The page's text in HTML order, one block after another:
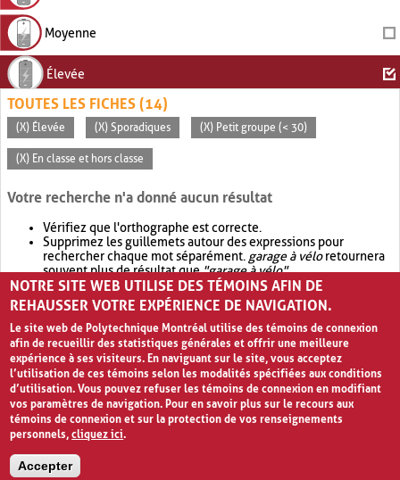
Moyenne
Élevée
TOUTES LES FICHES (14)
(X) Élevée (X) Sporadiques (X) Petit groupe (< 30)
(X) En classe et hors classe
Votre recherche n'a donné aucun résultat
Vérifiez que l'orthographe est correcte.
Supprimez les guillemets autour des expressions pour
rechercher chaque mot séparément. garage à véloretournera
souvent plus de résultat que"garage à vélo".
Envisagez d'élargir votre recherche avec OR.garage OR vélo
retournera souvent plus de résultat quegarage à vélo
NOTRE SITE WEB UTILISE DES TÉMOINS AFIN DE
REHAUSSER VOTRE EXPÉRIENCE DE NAVIGATION.
Le site web de Polytechnique Montréal utilise des témoins de connexion
afin de recueillir des statistiques générales et offrir une meilleure
expérience à ses visiteurs. En naviguant sur le site, vous acceptez
l’utilisation de ces témoins selon les modalités spécifiées aux conditions
d’utilisation. Vous pouvez refuser les témoins de connexion en modifiant
vos paramètres de navigation. Pour en savoir plus sur le recours aux
témoins de connexion et sur la protection de vos renseignements
personnels,cliquez ici.
Accepter